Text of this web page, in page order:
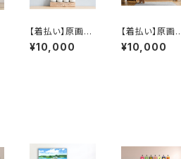
【着払い】原画：
北海道クボタNE
W DREAM108
¥10,000
【着払い】原画：
にゃんもりソフト
/ 天気雨 / 馬 /
¥10,000